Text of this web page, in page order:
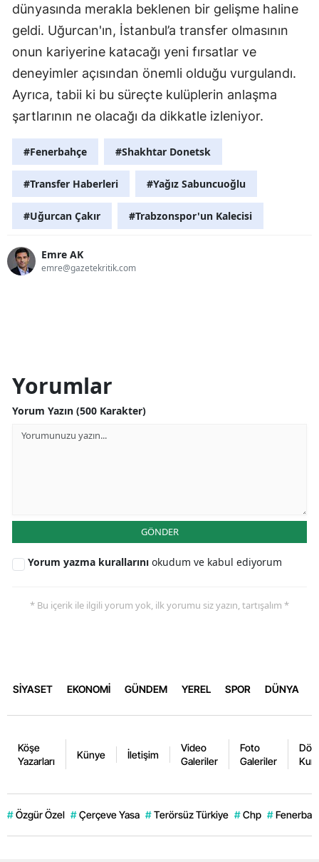
dünyasında merakla beklenen bir gelişme haline
geldi. Uğurcan'ın, İstanbul’a transfer olmasının
onun kariyerine katacağı yeni fırsatlar ve
deneyimler açısından önemli olduğu vurgulandı.
Ayrıca, tabii ki bu süreçte kulüplerin anlaşma
şartlarının ne olacağı da dikkatle izleniyor.
#Fenerbahçe #Shakhtar Donetsk
#Transfer Haberleri #Yağız Sabuncuoğlu
#Uğurcan Çakır #Trabzonspor'un Kalecisi
Emre AK
emre@gazetekritik.com
Yorumlar
Yorum Yazın (500 Karakter)
GÖNDER
Yorum yazma kurallarını okudum ve kabul ediyorum
* Bu içerik ile ilgili yorum yok, ilk yorumu siz yazın, tartışalım *
SİYASET EKONOMİ GÜNDEM YEREL SPOR DÜNYA
Köşe
Yazarları
Künye İletişim
Video
Galeriler
Foto
Galeriler
# Özgür Özel # Çerçeve Yasa # Terörsüz Türkiye # Chp #